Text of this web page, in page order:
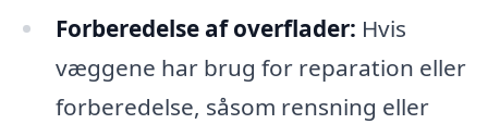
Forberedelse af overflader: Hvis
væggene har brug for reparation eller
forberedelse, såsom rensning eller